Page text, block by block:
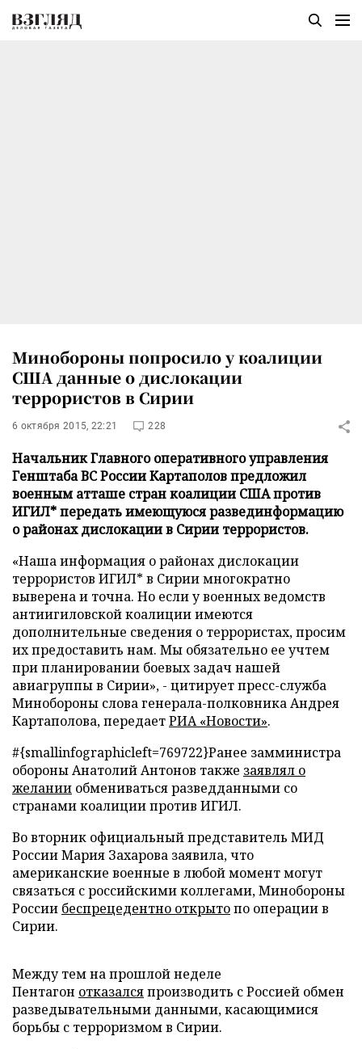
Минобороны попросило у коалиции
США данные о дислокации
террористов в Сирии
6 октября 2015, 22:21 228
Начальник Главного оперативного управления
Генштаба ВС России Картаполов предложил
военным атташе стран коалиции США против
ИГИЛ* передать имеющуюся развединформацию
о районах дислокации в Сирии террористов.
«Наша информация о районах дислокации
террористов ИГИЛ* в Сирии многократно
выверена и точна. Но если у военных ведомств
антиигиловской коалиции имеются
дополнительные сведения о террористах, просим
их предоставить нам. Мы обязательно ее учтем
при планировании боевых задач нашей
авиагруппы в Сирии», - цитирует пресс-служба
Минобороны слова генерала-полковника Андрея
Картаполова, передаетРИА «Новости».
#{smallinfographicleft=769722}Ранее замминистра
обороны Анатолий Антонов также заявлял о
желании обмениваться разведданными со
странами коалиции против ИГИЛ.
Во вторник официальный представитель МИД
России Мария Захарова заявила, что
американские военные в любой момент могут
связаться с российскими коллегами, Минобороны
России беспрецедентно открытопо операции в
Сирии.
Между тем на прошлой неделе
Пентагон отказалсяпроизводить с Россией обмен
разведывательными данными, касающимися
борьбы с терроризмом в Сирии.